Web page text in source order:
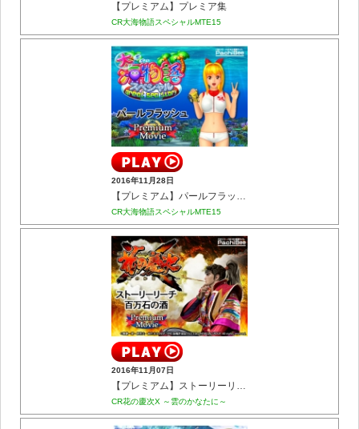
【プレミアム】プレミア集
CR大海物語スペシャルMTE15
2016年11月28日
【プレミアム】パールフラッシュ
CR大海物語スペシャルMTE15
2016年11月07日
【プレミアム】ストーリーリーチ 百万石の酒
CR花の慶次X ～雲のかなたに～